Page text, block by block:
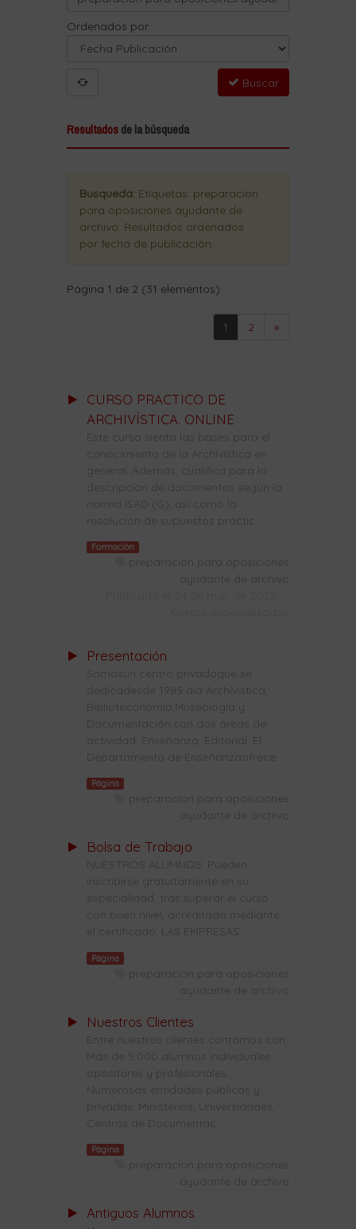
Ordenados por
Buscar
Resultadosde la búsqueda
Busqueda: Etiquetas: preparacion
para oposiciones ayudante de
archivo. Resultados ordenados
por fecha de publicación.
Página 1 de 2 (31 elementos)
1 2 »
CURSO PRACTICO DE
ARCHIVÍSTICA. ONLINE
Este curso sienta las bases para el
conocimiento de la Archivística en
general. Además, cualifica para la
descripción de documentos según la
norma ISAD (G); así como la
resolución de supuestos práctic...
Formación
preparacion para oposiciones
ayudante de archivo
Presentación
Somosun centro privadoque se
dedicadesde 1985 ala Archivística,
Biblioteconomía,Museología y
Documentación,con dos áreas de
actividad: Enseñanza, Editorial. El
Departamento de Enseñanzaofrece ...
Página
preparacion para oposiciones
ayudante de archivo
Bolsa de Trabajo
NUESTROS ALUMNOS: Pueden
inscribirse gratuitamente en su
especialidad, tras superar el curso
con buen nivel, acreditado mediante
el certificado. LAS EMPRESAS ...
Página
preparacion para oposiciones
ayudante de archivo
Nuestros Clientes
Entre nuestros clientes contamos con:
Más de 5.000 alumnos individuales:
opositores y profesionales.
Numerosas entidades públicas y
privadas: Ministerios, Universidades,
Centros de Documentac...
Página
preparacion para oposiciones
ayudante de archivo
Antiguos Alumnos